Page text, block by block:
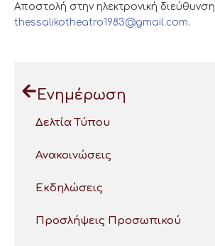
Αποστολή στην ηλεκτρονική διεύθυνση
thessalikotheatro1983@gmail.com.
Ενημέρωση
Δελτία Τύπου
Ανακοινώσεις
Εκδηλώσεις
Προσλήψεις Προσωπικού